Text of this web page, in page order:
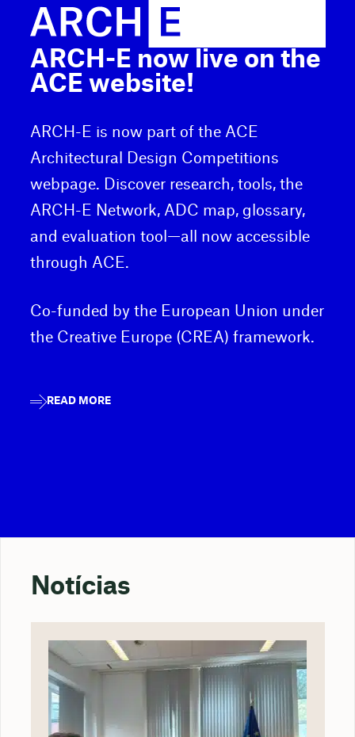
ARCH-E now live on the
ACE website!
ARCH-E is now part of the ACE
Architectural Design Competitions
webpage. Discover research, tools, the
ARCH-E Network, ADC map, glossary,
and evaluation tool—all now accessible
through ACE.
Co-funded by the European Union under
the Creative Europe (CREA) framework.
READ MORE
Notícias